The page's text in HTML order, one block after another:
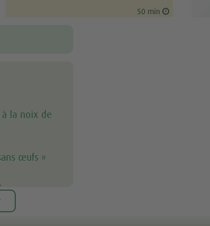
50 min
à la noix de
œufs »